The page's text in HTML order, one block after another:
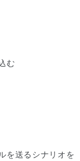
む
を送るシナリオを